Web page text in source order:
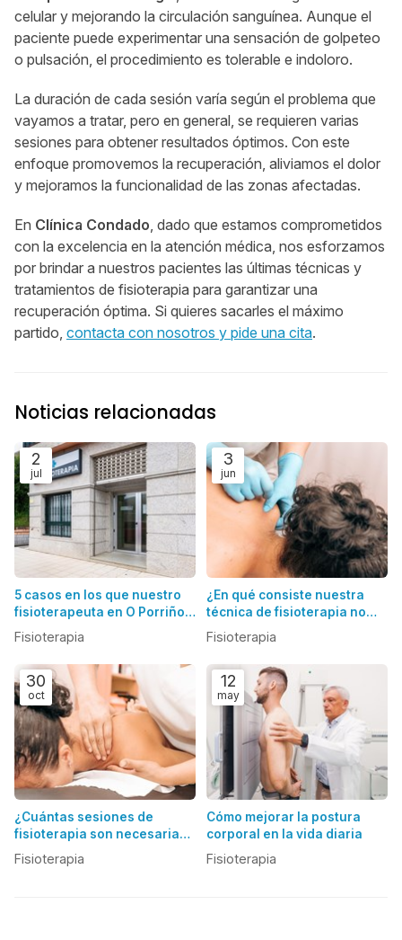
celular y mejorando la circulación sanguínea. Aunque el
paciente puede experimentar una sensación de golpeteo
o pulsación, el procedimiento es tolerable e indoloro.
La duración de cada sesión varía según el problema que
vayamos a tratar, pero en general, se requieren varias
sesiones para obtener resultados óptimos. Con este
enfoque promovemos la recuperación, aliviamos el dolor
y mejoramos la funcionalidad de las zonas afectadas.
En Clínica Condado , dado que estamos comprometidos
con la excelencia en la atención médica, nos esforzamos
por brindar a nuestros pacientes las últimas técnicas y
tratamientos de fisioterapia para garantizar una
recuperación óptima. Si quieres sacarles el máximo
partido, contacta con nosotros y pide una cita.
Noticias relacionadas
2
jul
5 casos en los que nuestro
fisioterapeuta en O Porriño
puede ayudarte
Fisioterapia
3
jun
¿En qué consiste nuestra
técnica de fisioterapia no
invasiva en O Porriño?
Fisioterapia
30
oct
¿Cuántas sesiones de
fisioterapia son necesarias
para tratar una lesión
muscular?
Fisioterapia
12
may
Cómo mejorar la postura
corporal en la vida diaria
Fisioterapia